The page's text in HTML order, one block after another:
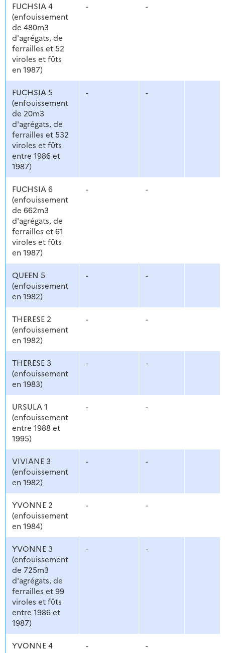
FUCHSIA 4
(enfouissement
de 480m3
d'agrégats, de
ferrailles et 52
viroles et fûts
en 1987)
- -
FUCHSIA 5
(enfouissement
de 20m3
d'agrégats, de
ferrailles et 532
viroles et fûts
entre 1986 et
1987)
- -
FUCHSIA 6
(enfouissement
de 662m3
d'agrégats, de
ferrailles et 61
viroles et fûts
en 1987)
- -
QUEEN 5
(enfouissement
en 1982)
- -
THERESE 2
(enfouissement
en 1982)
- -
THERESE 3
(enfouissement
en 1983)
- -
URSULA 1
(enfouissement
entre 1988 et
1995)
- -
VIVIANE 3
(enfouissement
en 1982)
- -
YVONNE 2
(enfouissement
en 1984)
- -
YVONNE 3
(enfouissement
de 725m3
d'agrégats, de
ferrailles et 99
viroles et fûts
entre 1986 et
1987)
- -
YVONNE 4
- -